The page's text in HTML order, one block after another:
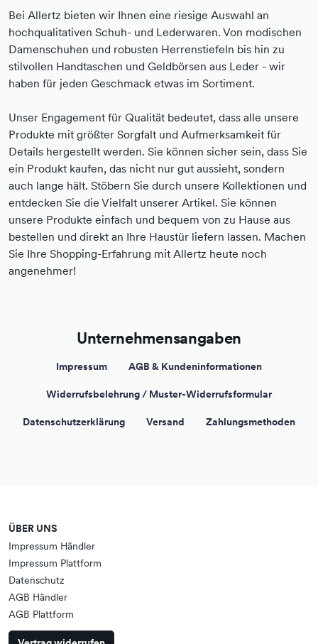
Bei Allertz bieten wir Ihnen eine riesige Auswahl an
hochqualitativen Schuh- und Lederwaren. Von modischen
Damenschuhen und robusten Herrenstiefeln bis hin zu
stilvollen Handtaschen und Geldbörsen aus Leder - wir
haben für jeden Geschmack etwas im Sortiment.
Unser Engagement für Qualität bedeutet, dass alle unsere
Produkte mit größter Sorgfalt und Aufmerksamkeit für
Details hergestellt werden. Sie können sicher sein, dass Sie
ein Produkt kaufen, das nicht nur gut aussieht, sondern
auch lange hält. Stöbern Sie durch unsere Kollektionen und
entdecken Sie die Vielfalt unserer Artikel. Sie können
unsere Produkte einfach und bequem von zu Hause aus
bestellen und direkt an Ihre Haustür liefern lassen. Machen
Sie Ihre Shopping-Erfahrung mit Allertz heute noch
angenehmer!
Unternehmensangaben
Impressum AGB & Kundeninformationen
Widerrufsbelehrung / Muster-Widerrufsformular
Datenschutzerklärung Versand Zahlungsmethoden
ÜBER UNS
Impressum Händler
Impressum Plattform
Datenschutz
AGB Händler
AGB Plattform